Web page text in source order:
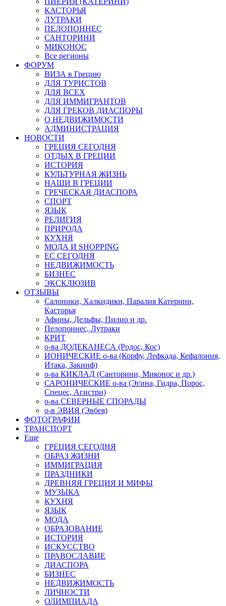
КАСТОРЬЯ
ЛУТРАКИ
ПЕЛОПОННЕС
САНТОРИНИ
МИКОНОС
Все регионы
ФОРУМ
ВИЗА в Грецию
ДЛЯ ТУРИСТОВ
ДЛЯ ВСЕХ
ДЛЯ ИММИГРАНТОВ
ДЛЯ ГРЕКОВ ДИАСПОРЫ
О НЕДВИЖИМОСТИ
АДМИНИСТРАЦИЯ
НОВОСТИ
ГРЕЦИЯ СЕГОДНЯ
ОТДЫХ В ГРЕЦИИ
ИСТОРИЯ
КУЛЬТУРНАЯ ЖИЗНЬ
НАШИ В ГРЕЦИИ
ГРЕЧЕСКАЯ ДИАСПОРА
СПОРТ
ЯЗЫК
РЕЛИГИЯ
ПРИРОДА
КУХНЯ
МОДА И SHOPPING
ЕС СЕГОДНЯ
НЕДВИЖИМОСТЬ
БИЗНЕС
ЭКСКЛЮЗИВ
ОТЗЫВЫ
Салоники, Халкидики, Паралия Катерини,
Касторья
Афины, Дельфы, Пилио и др.
Пелопоннес, Лутраки
КРИТ
о-ва ДОДЕКАНЕСА (Родос, Кос)
ИОНИЧЕСКИЕ о-ва (Корфу, Лефкада, Кефалония,
Итака, Закинф)
о-ва КИКЛАД (Санторини, Миконос и др.)
САРОНИЧЕСКИЕ о-ва (Эгина, Гидра, Порос,
Спецес, Агистри)
о-ва СЕВЕРНЫЕ СПОРАДЫ
о-в ЭВИЯ (Эвбея)
ФОТОГРАФИИ
ТРАНСПОРТ
Еще
ГРЕЦИЯ СЕГОДНЯ
ОБРАЗ ЖИЗНИ
ИММИГРАЦИЯ
ПРАЗДНИКИ
ДРЕВНЯЯ ГРЕЦИЯ И МИФЫ
МУЗЫКА
КУХНЯ
ЯЗЫК
МОДА
ОБРАЗОВАНИЕ
ИСТОРИЯ
ИСКУССТВО
ПРАВОСЛАВИЕ
ДИАСПОРА
БИЗНЕС
НЕДВИЖИМОСТЬ
ЛИЧНОСТИ
ОЛИМПИАДА